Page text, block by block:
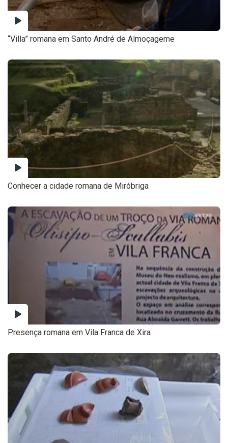
“Villa” romana em Santo André de Almoçageme
Conhecer a cidade romana de Miróbriga
Presença romana em Vila Franca de Xira